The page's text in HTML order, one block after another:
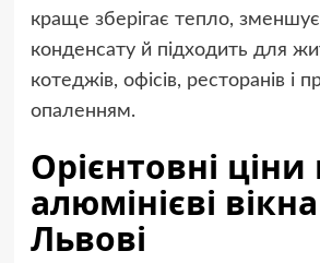
краще зберігає тепло,
конденсату й підходить для
котеджів, офісів, ресторанів і
опаленням.
Орієнтовні ціни
алюмінієві
Львові